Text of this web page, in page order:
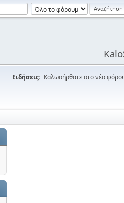
Ειδήσεις: Καλωσήρθατε στο νέο